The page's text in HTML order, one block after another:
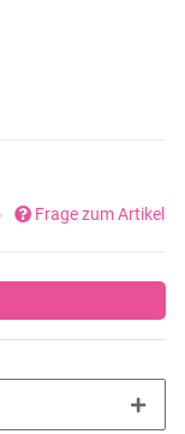
Frage zum Artikel